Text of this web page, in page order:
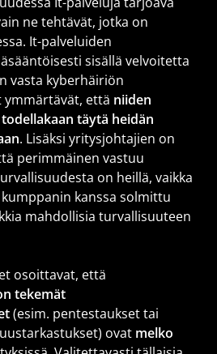
ne tehtävät, jotka on
It-palveluiden
sisällä velvoitetta
vasta kyberhäiriön
ymmärtävät, että niiden
täytä heidän
. Lisäksi yritysjohtajien on
perimmäinen vastuu
on heillä, vaikka
kanssa solmittu
mahdollisia turvallisuuteen
osoittavat, että
tekemät
(esim. pentestaukset tai
ovat melko